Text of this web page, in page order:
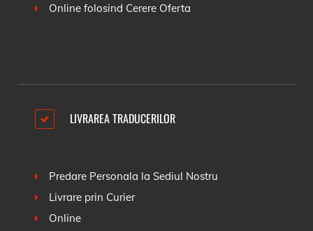
Online folosind Cerere Oferta
LIVRAREA TRADUCERILOR
Predare Personala la Sediul Nostru
Livrare prin Curier
Online